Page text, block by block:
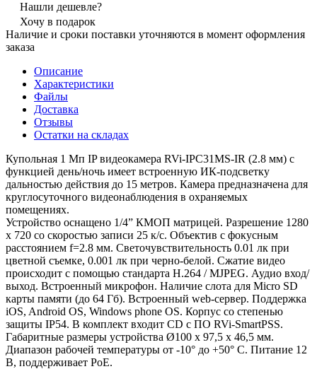
Нашли дешевле?
Хочу в подарок
Наличие и сроки поставки уточняются в момент оформления
заказа
Описание
Характеристики
Файлы
Доставка
Отзывы
Остатки на складах
Купольная 1 Мп IP видеокамера RVi-IPC31МS-IR (2.8 мм) с
функцией день/ночь имеет встроенную ИК-подсветку
дальностью действия до 15 метров. Камера предназначена для
круглосуточного видеонаблюдения в охраняемых
помещениях.
Устройство оснащено 1/4” КМОП матрицей. Разрешение 1280
х 720 со скоростью записи 25 к/с. Объектив с фокусным
расстоянием f=2.8 мм. Светочувствительность 0.01 лк при
цветной съемке, 0.001 лк при черно-белой. Сжатие видео
происходит с помощью стандарта H.264 / MJPEG. Аудио вход/
выход. Встроенный микрофон. Наличие слота для Micro SD
карты памяти (до 64 Гб). Встроенный web-сервер. Поддержка
iOS, Android OS, Windows phone OS. Корпус со степенью
защиты IP54. В комплект входит CD с ПО RVi-SmartPSS.
Габаритные размеры устройства Ø100 x 97,5 х 46,5 мм.
Диапазон рабочей температуры от -10° до +50° С. Питание 12
В, поддерживает PoE.